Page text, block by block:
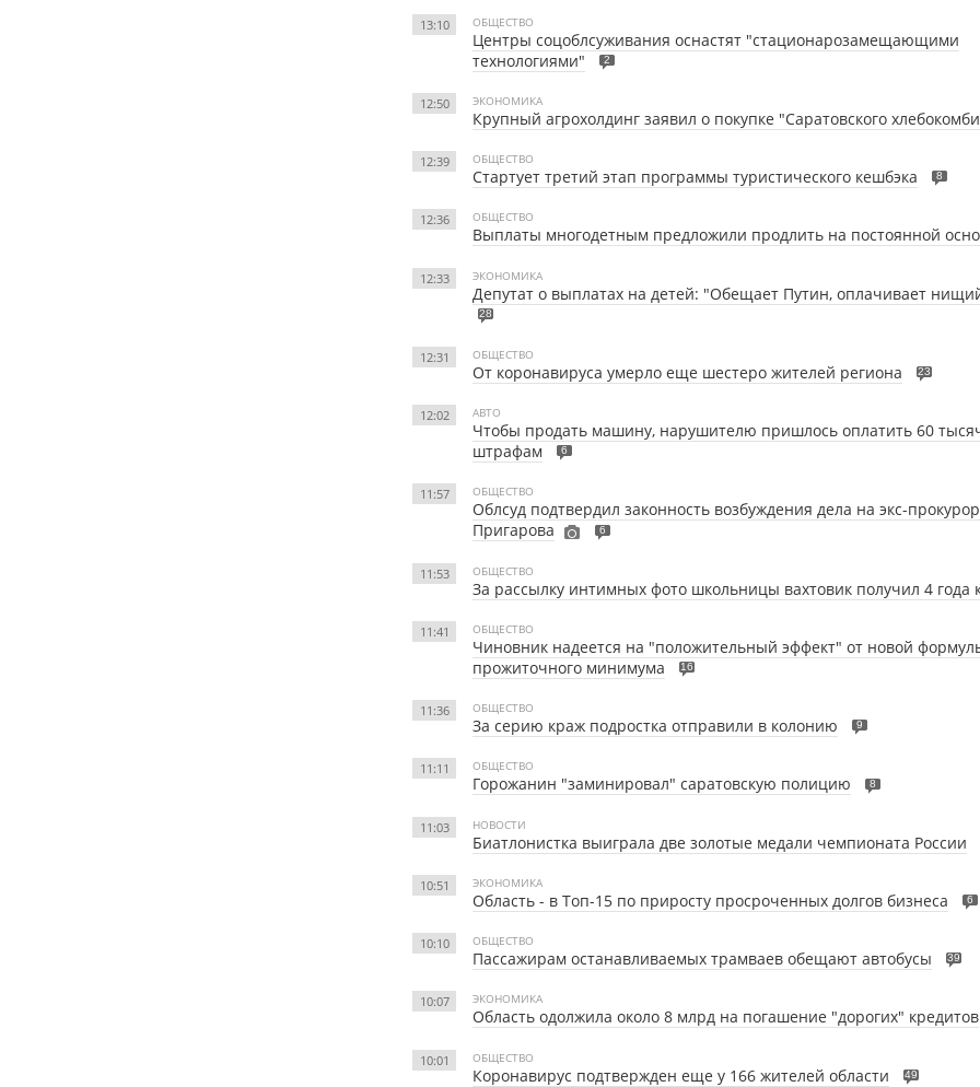
13:10 ОБЩЕСТВО
Центры соцоблсуживания оснастят "стационарозамещающими
технологиями"
2
12:50 ЭКОНОМИКА
Крупный агрохолдинг заявил о покупке "Саратовского
12:39 ОБЩЕСТВО
Стартует третий этап программы туристического кешбэка 8
12:36 ОБЩЕСТВО
Выплаты многодетным предложили продлить на постоянной
12:33 ЭКОНОМИКА
Депутат о выплатах на детей: "Обещает Путин, оплачивает
28
12:31 ОБЩЕСТВО
От коронавируса умерло еще шестеро жителей региона 23
12:02 АВТО
Чтобы продать машину, нарушителю пришлось оплатить 60
штрафам
6
11:57 ОБЩЕСТВО
Облсуд подтвердил законность возбуждения дела на экс-
Пригарова
6
11:53 ОБЩЕСТВО
За рассылку интимных фото школьницы вахтовик получил 4 года
11:41 ОБЩЕСТВО
Чиновник надеется на "положительный эффект" от новой
прожиточного минимума
16
11:36 ОБЩЕСТВО
За серию краж подростка отправили в колонию 9
11:11 ОБЩЕСТВО
Горожанин "заминировал" саратовскую полицию 8
11:03 НОВОСТИ
Биатлонистка выиграла две золотые медали чемпионата России
10:51 ЭКОНОМИКА
Область - в Топ-15 по приросту просроченных долгов бизнеса 6
10:10 ОБЩЕСТВО
Пассажирам останавливаемых трамваев обещают автобусы 39
10:07 ЭКОНОМИКА
Область одолжила около 8 млрд на погашение "дорогих" кредитов
10:01 ОБЩЕСТВО
Коронавирус подтвержден еще у 166 жителей области 49